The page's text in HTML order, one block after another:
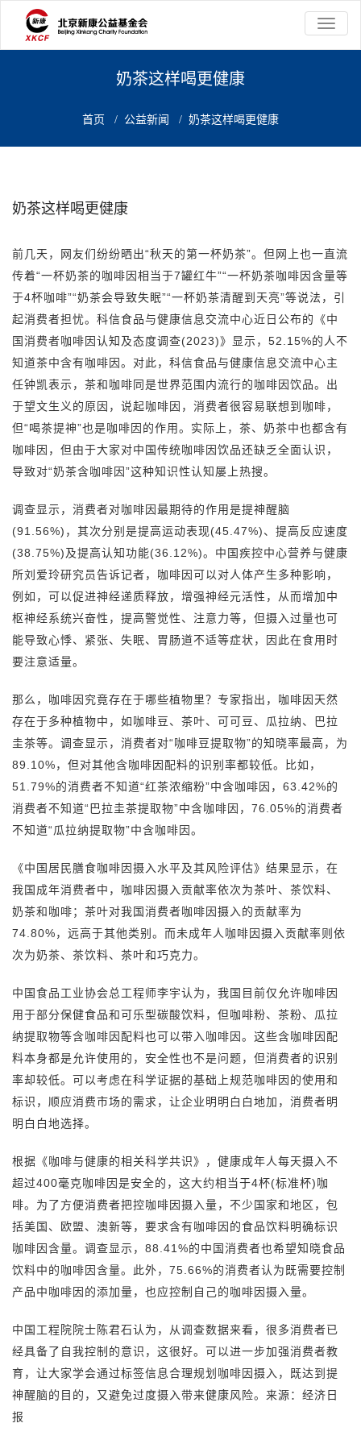
切
换
航
奶茶这样喝更健康
首页 / 公益新闻 / 奶茶这样喝更健康
奶茶这样喝更健康
前几天，网友们纷纷晒出“秋天的第一杯奶茶”。但网上也一直流
传着“一杯奶茶的咖啡因相当于7罐红牛”“一杯奶茶咖啡因含量等
于4杯咖啡”“奶茶会导致失眠”“一杯奶茶清醒到天亮”等说法，引
起消费者担忧。科信食品与健康信息交流中心近日公布的《中
国消费者咖啡因认知及态度调查(2023)》显示，52.15%的人不
知道茶中含有咖啡因。对此，科信食品与健康信息交流中心主
任钟凯表示，茶和咖啡同是世界范围内流行的咖啡因饮品。出
于望文生义的原因，说起咖啡因，消费者很容易联想到咖啡，
但“喝茶提神”也是咖啡因的作用。实际上，茶、奶茶中也都含有
咖啡因，但由于大家对中国传统咖啡因饮品还缺乏全面认识，
导致对“奶茶含咖啡因”这种知识性认知屡上热搜。
调查显示，消费者对咖啡因最期待的作用是提神醒脑
(91.56%)，其次分别是提高运动表现(45.47%)、提高反应速度
(38.75%)及提高认知功能(36.12%)。中国疾控中心营养与健康
所刘爱玲研究员告诉记者，咖啡因可以对人体产生多种影响，
例如，可以促进神经递质释放，增强神经元活性，从而增加中
枢神经系统兴奋性，提高警觉性、注意力等，但摄入过量也可
能导致心悸、紧张、失眠、胃肠道不适等症状，因此在食用时
要注意适量。
那么，咖啡因究竟存在于哪些植物里？专家指出，咖啡因天然
存在于多种植物中，如咖啡豆、茶叶、可可豆、瓜拉纳、巴拉
圭茶等。调查显示，消费者对“咖啡豆提取物”的知晓率最高，为
89.10%，但对其他含咖啡因配料的识别率都较低。比如，
51.79%的消费者不知道“红茶浓缩粉”中含咖啡因，63.42%的
消费者不知道“巴拉圭茶提取物”中含咖啡因，76.05%的消费者
不知道“瓜拉纳提取物”中含咖啡因。
《中国居民膳食咖啡因摄入水平及其风险评估》结果显示，在
我国成年消费者中，咖啡因摄入贡献率依次为茶叶、茶饮料、
奶茶和咖啡；茶叶对我国消费者咖啡因摄入的贡献率为
74.80%，远高于其他类别。而未成年人咖啡因摄入贡献率则依
次为奶茶、茶饮料、茶叶和巧克力。
中国食品工业协会总工程师李宇认为，我国目前仅允许咖啡因
用于部分保健食品和可乐型碳酸饮料，但咖啡粉、茶粉、瓜拉
纳提取物等含咖啡因配料也可以带入咖啡因。这些含咖啡因配
料本身都是允许使用的，安全性也不是问题，但消费者的识别
率却较低。可以考虑在科学证据的基础上规范咖啡因的使用和
标识，顺应消费市场的需求，让企业明明白白地加，消费者明
明白白地选择。
根据《咖啡与健康的相关科学共识》，健康成年人每天摄入不
超过400毫克咖啡因是安全的，这大约相当于4杯(标准杯)咖
啡。为了方便消费者把控咖啡因摄入量，不少国家和地区，包
括美国、欧盟、澳新等，要求含有咖啡因的食品饮料明确标识
咖啡因含量。调查显示，88.41%的中国消费者也希望知晓食品
饮料中的咖啡因含量。此外，75.66%的消费者认为既需要控制
产品中咖啡因的添加量，也应控制自己的咖啡因摄入量。
中国工程院院士陈君石认为，从调查数据来看，很多消费者已
经具备了自我控制的意识，这很好。可以进一步加强消费者教
育，让大家学会通过标签信息合理规划咖啡因摄入，既达到提
神醒脑的目的，又避免过度摄入带来健康风险。来源：经济日
报